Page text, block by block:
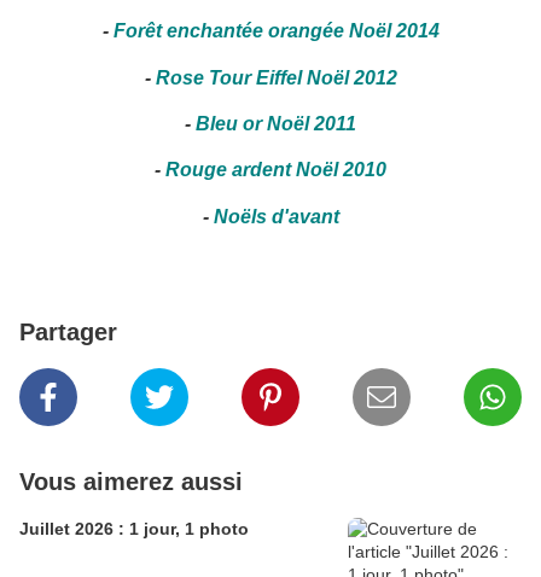
- Forêt enchantée orangée Noël 2014
- Rose Tour Eiffel Noël 2012
- Bleu or Noël 2011
- Rouge ardent Noël 2010
- Noëls d'avant
Partager
Vous aimerez aussi
Juillet 2026 : 1 jour, 1 photo